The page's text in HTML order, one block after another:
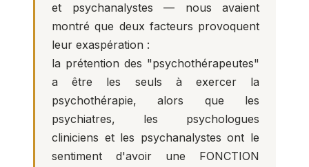
et psychanalystes — nous avaient
montré que deux facteurs provoquent
leur exaspération :
la prétention des "psychothérapeutes"
a être les seuls à exercer la
psychothérapie, alors que les
psychiatres, les psychologues
cliniciens et les psychanalystes ont le
sentiment d'avoir une FONCTION